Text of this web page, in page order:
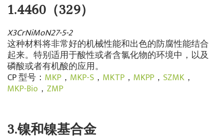
1.4460（329）
X3CrNiMoN27-5-2
这种材料将非常好的机械性能和出色的防腐性能结合
起来。特别适用于酸性或者含氯化物的环境中，以及
磷酸或者有机酸的应用。
CP 型号： MKP ， MKP-S ， MKTP ， MKPP ， SZMK ，
MKP-Bio ， ZMP
3.镍和镍基合金